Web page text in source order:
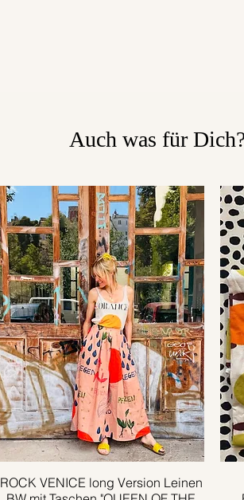
Auch was für
Schnellansicht
ROCK VENICE long Version Leinen